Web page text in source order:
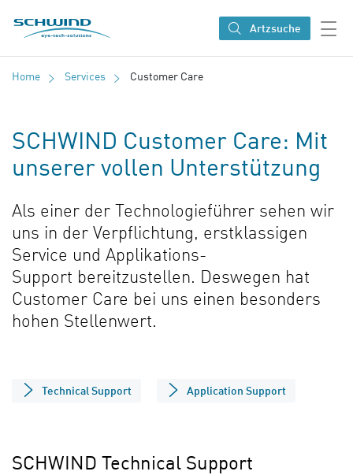
SCHWIND eye-tech solutions
Artzsuche
Home Services Customer Care
SCHWIND Customer Care: Mit
unserer vollen Unterstützung
Als einer der Technologieführer sehen wir
uns in der Verpflichtung, erstklassigen
Service und Applikations-
Support bereitzustellen. Deswegen hat
Customer Care bei uns einen besonders
hohen Stellenwert.
Technical Support Application Support
SCHWIND Technical Support